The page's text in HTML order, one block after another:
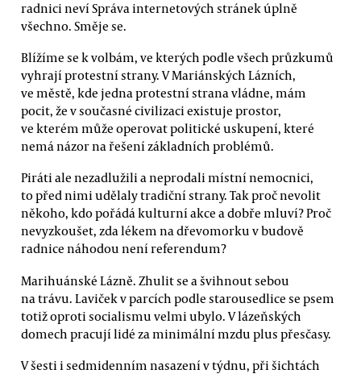
radnici neví Správa internetových stránek úplně
všechno. Směje se.
Blížíme se k volbám, ve kterých podle všech průzkumů
vyhrají protestní strany. V Mariánských Lázních,
ve městě, kde jedna protestní strana vládne, mám
pocit, že v současné civilizaci existuje prostor,
ve kterém může operovat politické uskupení, které
nemá názor na řešení základních problémů.
Piráti ale nezadlužili a neprodali místní nemocnici,
to před nimi udělaly tradiční strany. Tak proč nevolit
někoho, kdo pořádá kulturní akce a dobře mluví? Proč
nevyzkoušet, zda lékem na dřevomorku v budově
radnice náhodou není referendum?
Marihuánské Lázně. Zhulit se a švihnout sebou
na trávu. Laviček v parcích podle starousedlice se psem
totiž oproti socialismu velmi ubylo. V lázeňských
domech pracují lidé za minimální mzdu plus přesčasy.
V šesti i sedmidenním nasazení v týdnu, při šichtách